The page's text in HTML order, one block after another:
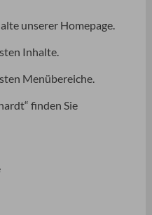
unserer Homepage.
Inhalte.
Menübereiche.
finden Sie